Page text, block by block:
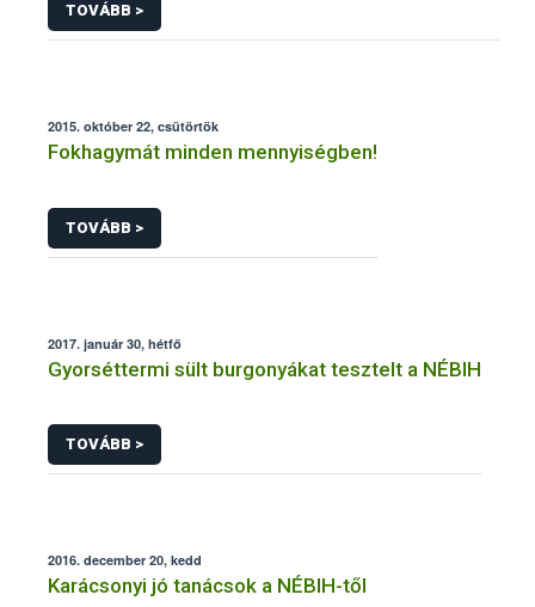
TOVÁBB >
2015. október 22, csütörtök
Fokhagymát minden mennyiségben!
TOVÁBB >
2017. január 30, hétfő
Gyorséttermi sült burgonyákat tesztelt a NÉBIH
TOVÁBB >
2016. december 20, kedd
Karácsonyi jó tanácsok a NÉBIH-től